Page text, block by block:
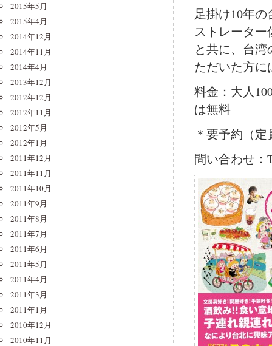
足掛け10年
ストレータ
と共に、台
ただいた方
料金：大人
は無料
＊要予約（
問い合わせ：
2015年5月
2015年4月
2014年12月
2014年11月
2014年4月
2013年12月
2012年12月
2012年11月
2012年5月
2012年1月
2011年12月
2011年11月
2011年10月
2011年9月
2011年8月
2011年7月
2011年6月
2011年5月
2011年4月
2011年3月
2011年1月
2010年12月
2010年11月